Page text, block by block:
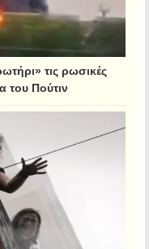
τις ρωσικές
του Πούτιν